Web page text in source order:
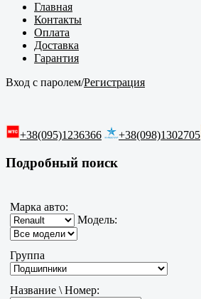
Главная
Контакты
Оплата
Доставка
Гарантия
Вход с паролем/Регистрация
+38(095)1236366 +38(098)1302705
Подробный поиск
Марка авто:
Модель:
Группа
Название \ Номер: